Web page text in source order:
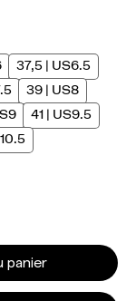
37,5 | US6.5
39 | US8
41 | US9.5
panier